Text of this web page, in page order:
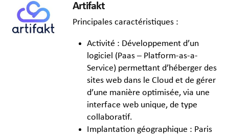
Artifakt
Principales caractéristiques :
Activité : Développement d’un
logiciel (Paas – Platform-as-a-
Service) permettant d’héberger des
sites web dans le Cloud et de gérer
d’une manière optimisée, via une
interface web unique, de type
collaboratif.
Implantation géographique : Paris